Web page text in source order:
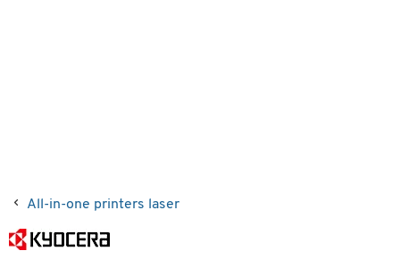
All-in-one printers laser